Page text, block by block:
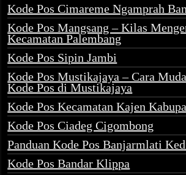
Kode Pos Cimareme Ngamprah
Kode Pos Mangsang – Kilas
Kecamatan Palembang
Kode Pos Sipin Jambi
Kode Pos Mustikajaya – Cara
Kode Pos di Mustikajaya
Kode Pos Kecamatan Kajen
Kode Pos Ciadeg Cigombong
Panduan Kode Pos Banjarmlati
Kode Pos Bandar Klippa